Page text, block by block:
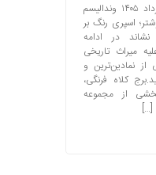
خبرگزاری خوزنامه شوشتر – مرداد ۱۴۰۵ وندالیسم
اسپری رنگ بر
در ادامه
میراث تاریخی
از نمادین‌ترین و
کلاه فرنگی،
از مجموعه
[…]